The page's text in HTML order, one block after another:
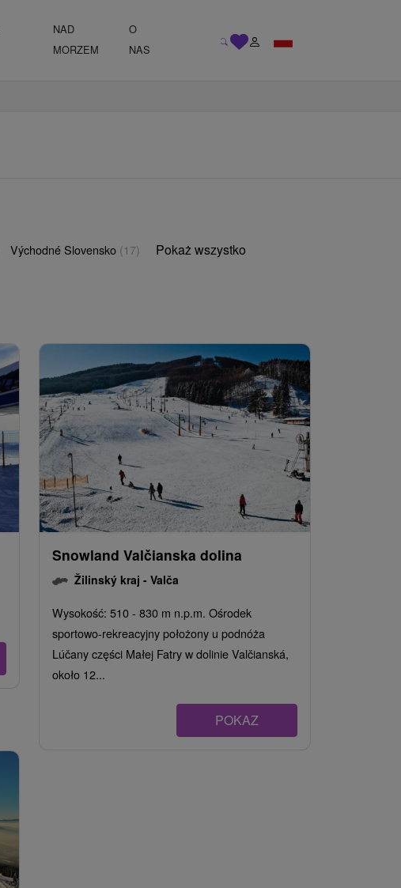
NAD
MORZEM
O
NAS
Východné Slovensko (17) Pokaż wszystko
Snowland Valčianska dolina
Žilinský kraj - Valča
Wysokość: 510 - 830 m n.p.m. Ośrodek
sportowo-rekreacyjny położony u podnóża
Lúčany części Małej Fatry w dolinie Valčianská,
około 12...
POKAZ